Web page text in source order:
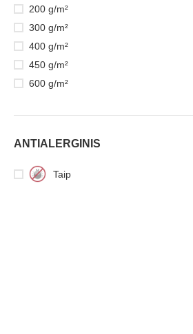
200 g/m²
300 g/m²
400 g/m²
450 g/m²
600 g/m²
ANTIALERGINIS
Taip